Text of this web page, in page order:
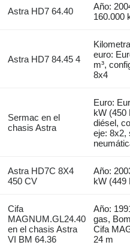
Astra HD7 64.40
Año:
160.000
Astra HD7 84.45 4
euro:
m³,
8x4
Sermac en el
chasis Astra
Euro:
kW (450
diésel,
eje: 8x2,
Astra HD7C 8X4
450 CV
Año:
kW (449
Cifa
MAGNUM.GL24.40
en el chasis Astra
VI BM 64.36
Año:
gas,
Cifa
24 m